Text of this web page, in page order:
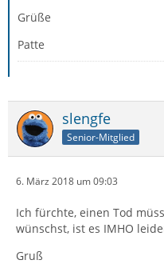
Grüße
Patte
slengfe
Senior-Mitglied
6. März 2018 um 09:03
Ich fürchte, einen Tod
wünschst, ist es IMHO
Gruß